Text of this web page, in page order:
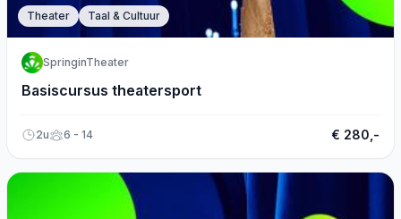
Theater Taal & Cultuur
SpringinTheater
Basiscursus theatersport
2u 6 - 14 € 280,-